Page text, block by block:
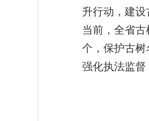
升行动，建设
当前，全省
个，保护古树
强化执法监督